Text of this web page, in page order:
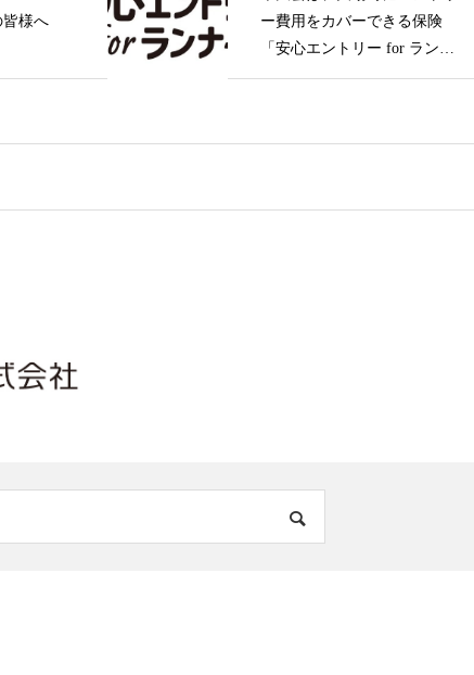
様へ
ー費用をカバーできる保険
「安心エントリー for ランナ
ー」の対象大会となりまし